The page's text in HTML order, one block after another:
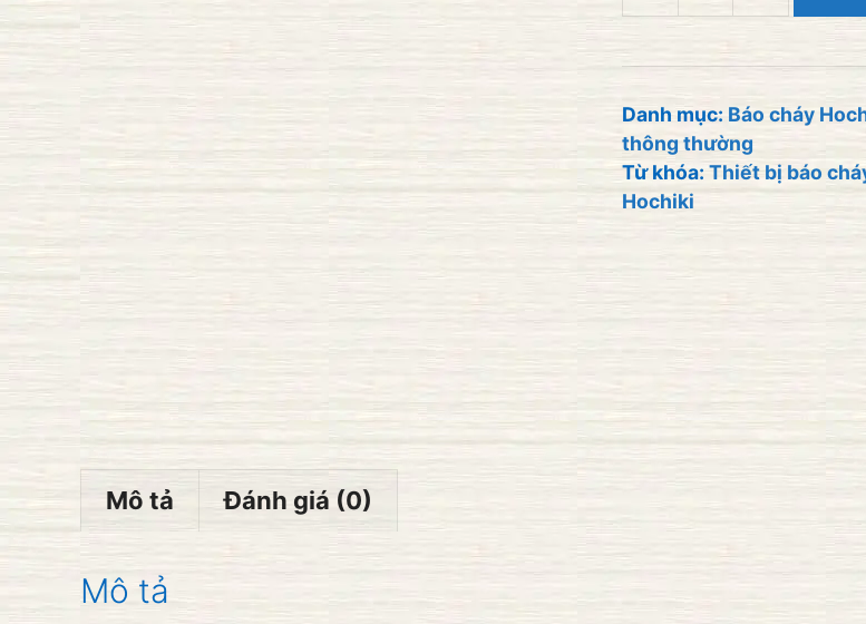
xả
khí
bằng
HPS-
số
lượng
Danh mục: Báo cháy
thông thường
Từ khóa: Thiết bị báo
Hochiki
Mô tả Đánh giá (0)
Mô tả